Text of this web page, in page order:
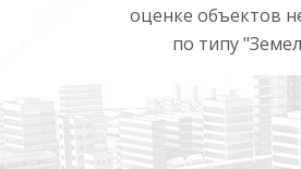
оценке объектов
по типу